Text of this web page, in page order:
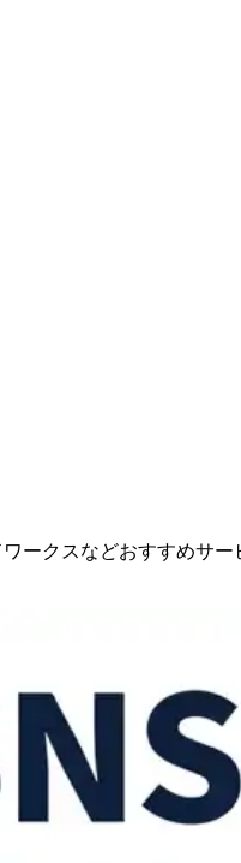
ークスなどおすすめサ